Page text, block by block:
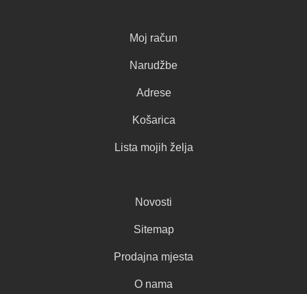
Moj račun
Narudžbe
Adrese
Košarica
Lista mojih želja
Novosti
Sitemap
Prodajna mjesta
O nama